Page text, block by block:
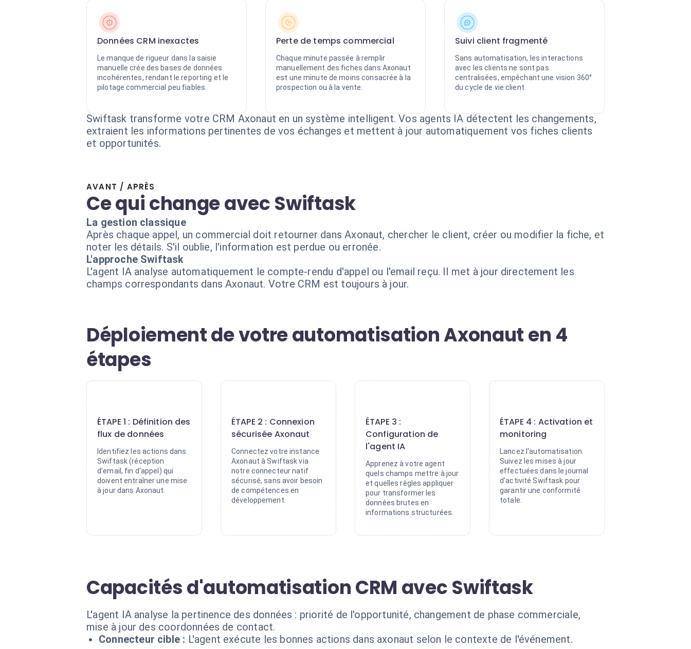
Données CRM inexactes
Le manque de rigueur dans la saisie
manuelle crée des bases de données
incohérentes, rendant le reporting et le
pilotage commercial peu fiables.
Perte de temps commercial
Chaque minute passée à remplir
manuellement des fiches dans Axonaut
est une minute de moins consacrée à la
prospection ou à la vente.
Suivi client fragmenté
Sans automatisation, les interactions
avec les clients ne sont pas
centralisées, empêchant une vision 360°
du cycle de vie client.
Swiftask transforme votre CRM Axonaut en un système intelligent. Vos agents IA détectent les changements,
extraient les informations pertinentes de vos échanges et mettent à jour automatiquement vos fiches clients
et opportunités.
AVANT / APRÈS
Ce qui change avec Swiftask
La gestion classique
Après chaque appel, un commercial doit retourner dans Axonaut, chercher le client, créer ou modifier la fiche, et
noter les détails. S'il oublie, l'information est perdue ou erronée.
L'approche Swiftask
L'agent IA analyse automatiquement le compte-rendu d'appel ou l'email reçu. Il met à jour directement les
champs correspondants dans Axonaut. Votre CRM est toujours à jour.
Déploiement de votre automatisation Axonaut en 4
étapes
ÉTAPE 1 : Définition des
flux de données
Identifiez les actions dans
Swiftask (réception
d'email, fin d'appel) qui
doivent entraîner une mise
à jour dans Axonaut.
ÉTAPE 2 : Connexion
sécurisée Axonaut
Connectez votre instance
Axonaut à Swiftask via
notre connecteur natif
sécurisé, sans avoir besoin
de compétences en
développement.
ÉTAPE 3 :
Configuration de
l'agent IA
Apprenez à votre agent
quels champs mettre à jour
et quelles règles appliquer
pour transformer les
données brutes en
informations structurées.
ÉTAPE 4 : Activation et
monitoring
Lancez l'automatisation.
Suivez les mises à jour
effectuées dans le journal
d'activité Swiftask pour
garantir une conformité
totale.
Capacités d'automatisation CRM avec Swiftask
L'agent IA analyse la pertinence des données : priorité de l'opportunité, changement de phase commerciale,
mise à jour des coordonnées de contact.
Connecteur cible : L'agent exécute les bonnes actions dans axonaut selon le contexte de l'événement.